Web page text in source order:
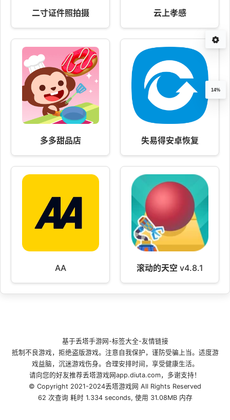
二寸证件照拍摄 云上孝感
多多甜品店 失易得安卓恢复
AA 滚动的天空 v4.8.1
14%
基于丢塔手游网 -标签大全-友情链接
抵制不良游戏，拒绝盗版游戏。注意自我保护，谨防受骗上当。适度游
戏益脑，沉迷游戏伤身。合理安排时间，享受健康生活。
请向您的好友推荐丢塔游戏网app.diuta.com，多谢支持！
© Copyright 2021-2024丢塔游戏网 All Rights Reserved
62 次查询 耗时 1.334 seconds, 使用 31.08MB 内存